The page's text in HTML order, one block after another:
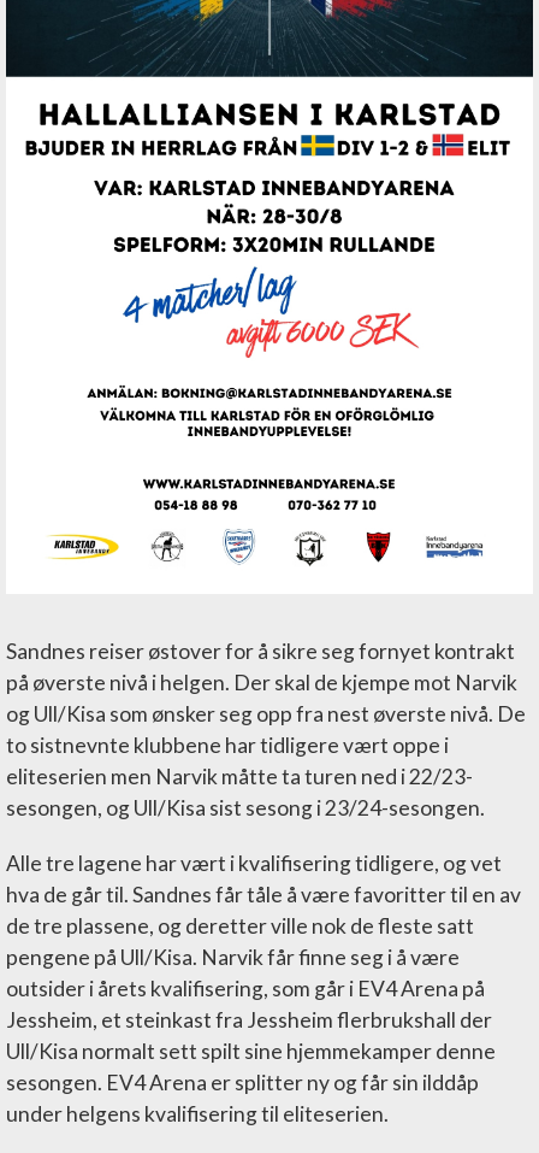
Sandnes reiser østover for å sikre seg fornyet kontrakt
på øverste nivå i helgen. Der skal de kjempe mot Narvik
og Ull/Kisa som ønsker seg opp fra nest øverste nivå. De
to sistnevnte klubbene har tidligere vært oppe i
eliteserien men Narvik måtte ta turen ned i 22/23-
sesongen, og Ull/Kisa sist sesong i 23/24-sesongen.
Alle tre lagene har vært i kvalifisering tidligere, og vet
hva de går til. Sandnes får tåle å være favoritter til en av
de tre plassene, og deretter ville nok de fleste satt
pengene på Ull/Kisa. Narvik får finne seg i å være
outsider i årets kvalifisering, som går i EV4 Arena på
Jessheim, et steinkast fra Jessheim flerbrukshall der
Ull/Kisa normalt sett spilt sine hjemmekamper denne
sesongen. EV4 Arena er splitter ny og får sin ilddåp
under helgens kvalifisering til eliteserien.